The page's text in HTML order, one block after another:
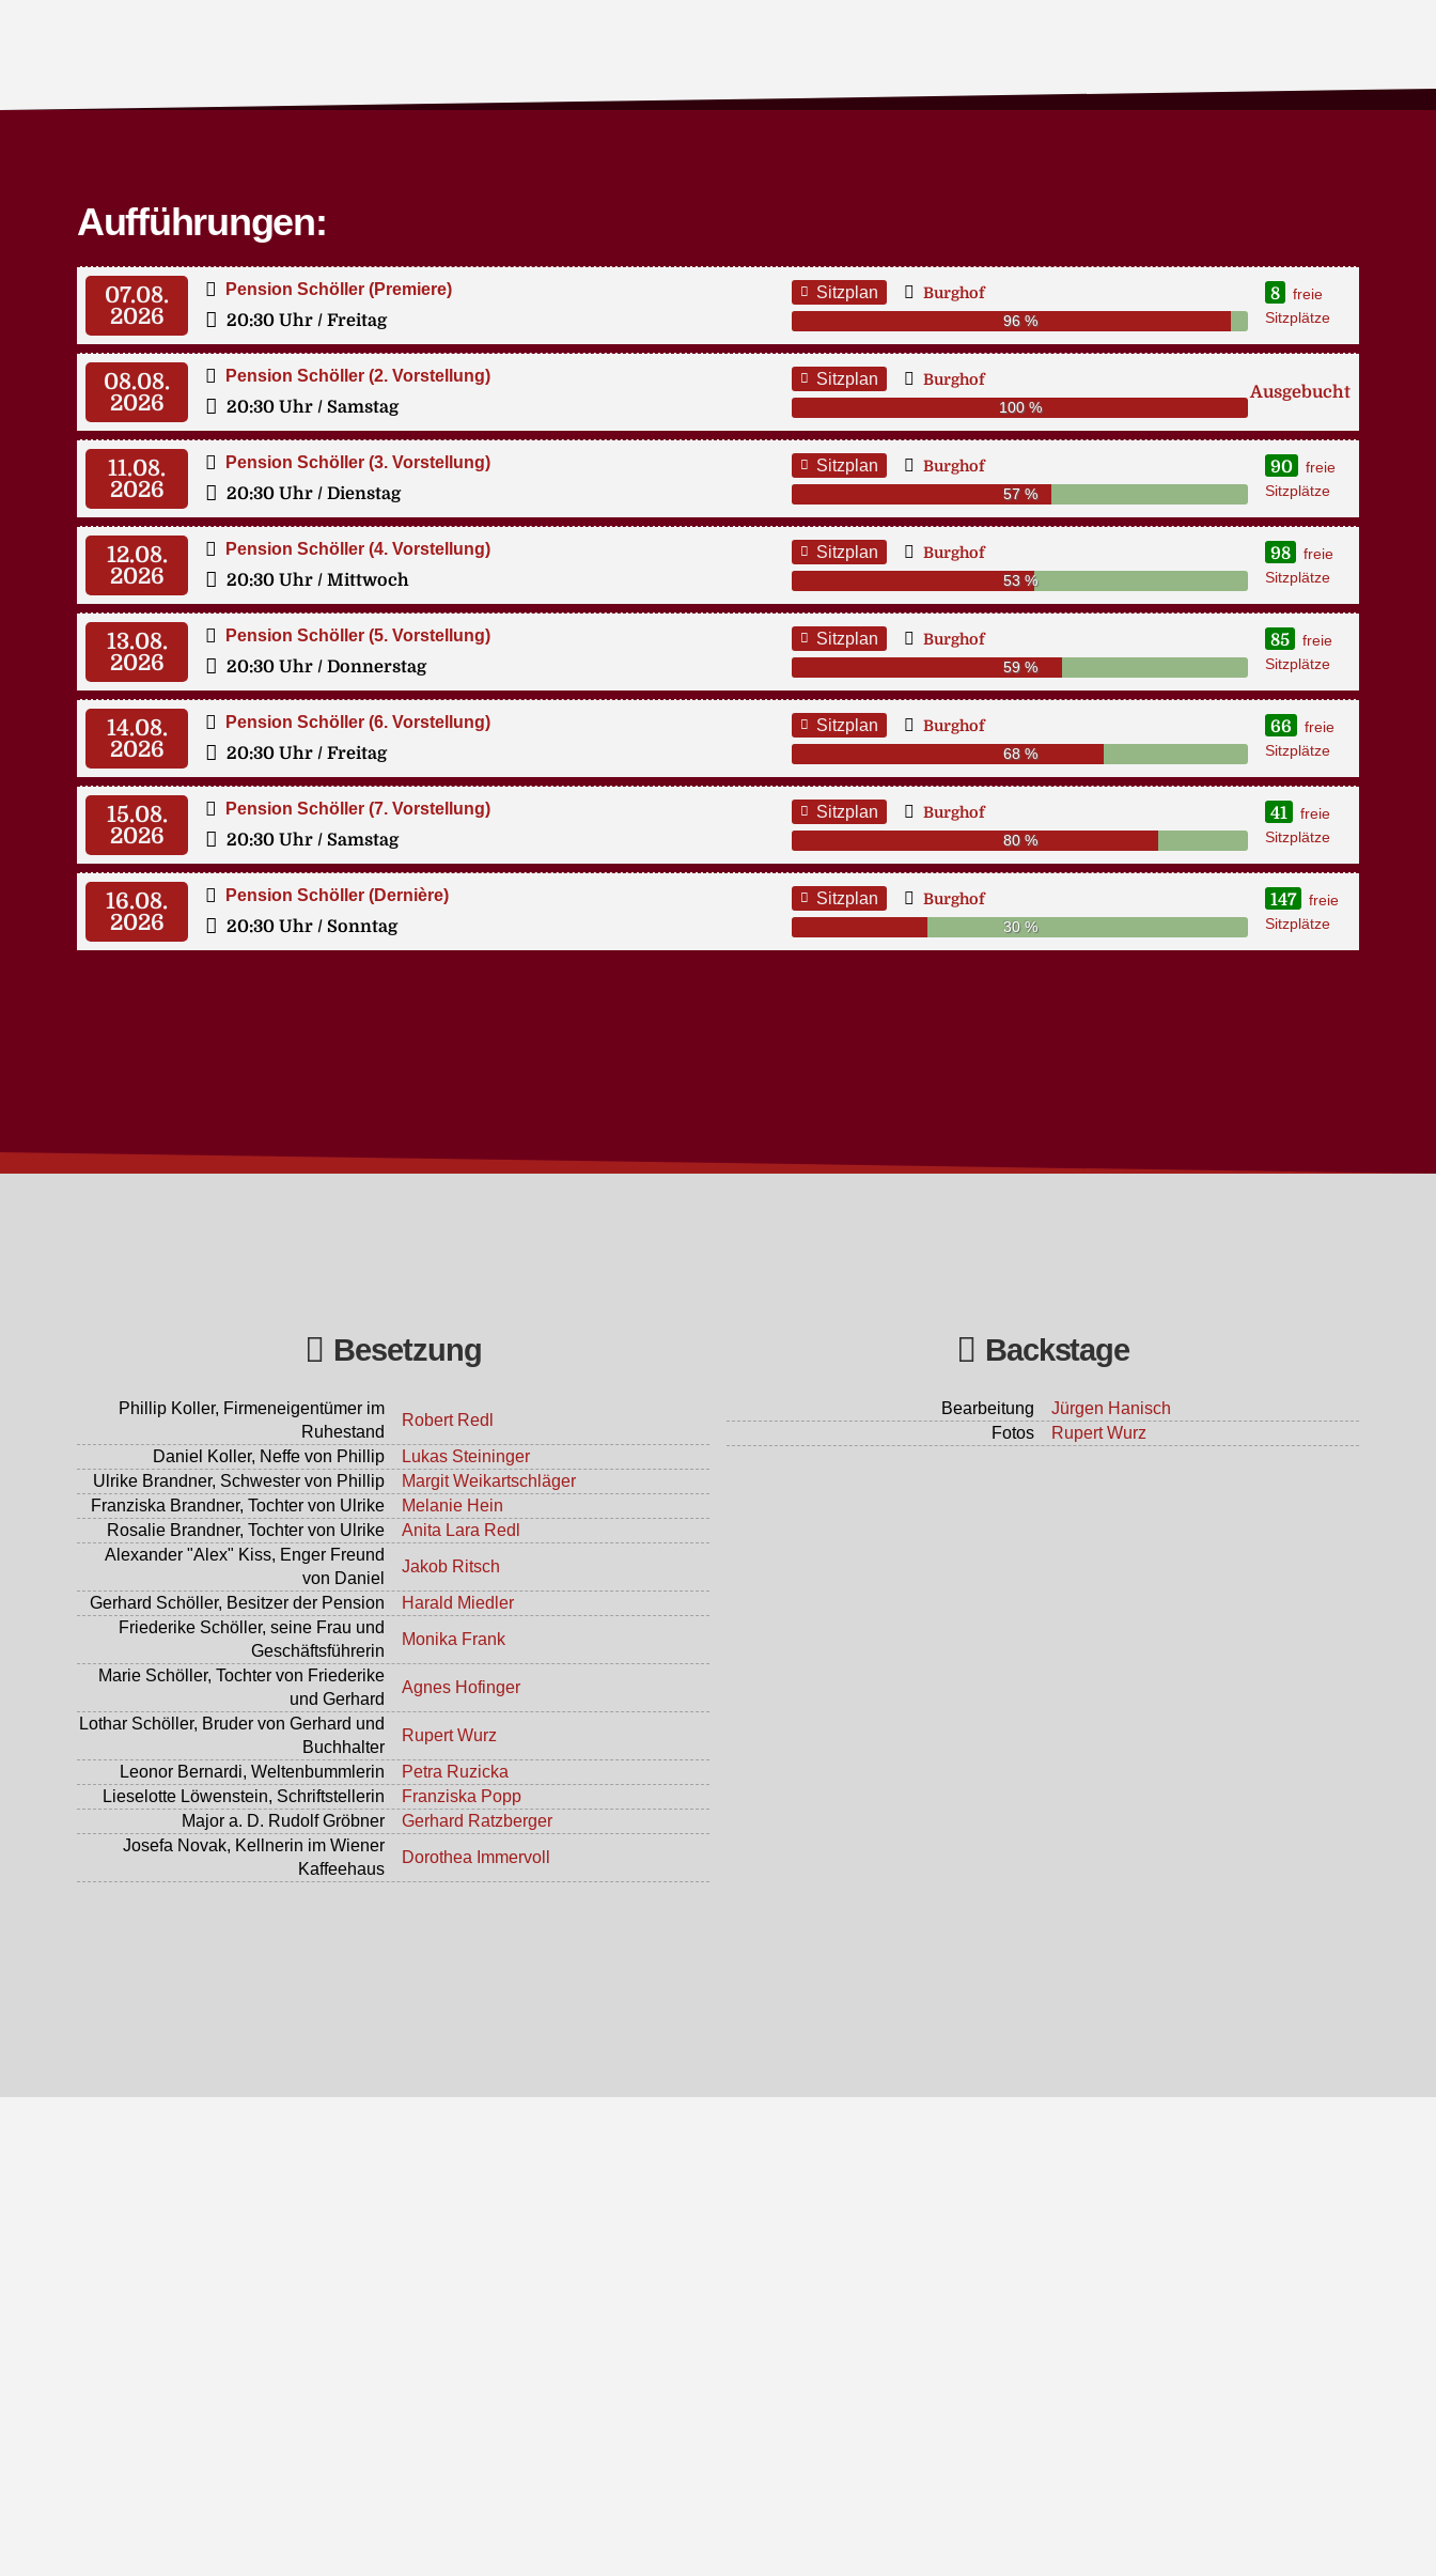
Aufführungen:
07.08.
2026
Pension Schöller (Premiere)
20:30 Uhr / Freitag
Sitzplan
Burghof
96 %
8
freie
Sitzplätze
08.08.
2026
Pension Schöller (2. Vorstellung)
20:30 Uhr / Samstag
Sitzplan
Burghof
100 %
Ausgebucht
11.08.
2026
Pension Schöller (3. Vorstellung)
20:30 Uhr / Dienstag
Sitzplan
Burghof
57 %
90
freie
Sitzplätze
12.08.
2026
Pension Schöller (4. Vorstellung)
20:30 Uhr / Mittwoch
Sitzplan
Burghof
53 %
98
freie
Sitzplätze
13.08.
2026
Pension Schöller (5. Vorstellung)
20:30 Uhr / Donnerstag
Sitzplan
Burghof
59 %
85
freie
Sitzplätze
14.08.
2026
Pension Schöller (6. Vorstellung)
20:30 Uhr / Freitag
Sitzplan
Burghof
68 %
66
freie
Sitzplätze
15.08.
2026
Pension Schöller (7. Vorstellung)
20:30 Uhr / Samstag
Sitzplan
Burghof
80 %
41
freie
Sitzplätze
16.08.
2026
Pension Schöller (Dernière)
20:30 Uhr / Sonntag
Sitzplan
Burghof
30 %
147
freie
Sitzplätze
Besetzung
Phillip Koller, Firmeneigentümer im
Ruhestand
Robert Redl
Daniel Koller, Neffe von Phillip
Lukas Steininger
Ulrike Brandner, Schwester von Phillip
Margit Weikartschläger
Franziska Brandner, Tochter von Ulrike
Melanie Hein
Rosalie Brandner, Tochter von Ulrike
Anita Lara Redl
Alexander "Alex" Kiss, Enger Freund
von Daniel
Jakob Ritsch
Gerhard Schöller, Besitzer der Pension
Harald Miedler
Friederike Schöller, seine Frau und
Geschäftsführerin
Monika Frank
Marie Schöller, Tochter von Friederike
und Gerhard
Agnes Hofinger
Lothar Schöller, Bruder von Gerhard und
Buchhalter
Rupert Wurz
Leonor Bernardi, Weltenbummlerin
Petra Ruzicka
Lieselotte Löwenstein, Schriftstellerin
Franziska Popp
Major a. D. Rudolf Gröbner
Gerhard Ratzberger
Josefa Novak, Kellnerin im Wiener
Kaffeehaus
Dorothea Immervoll
Backstage
Bearbeitung
Jürgen Hanisch
Fotos
Rupert Wurz